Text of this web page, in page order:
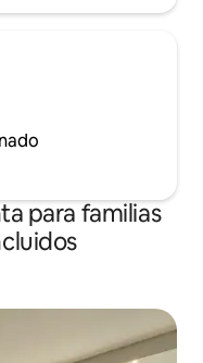
para familias